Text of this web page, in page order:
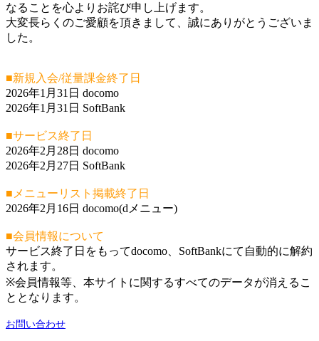
なることを心よりお詫び申し上げます。
大変長らくのご愛顧を頂きまして、誠にありがとうございま
した。
■新規入会/従量課金終了日
2026年1月31日 docomo
2026年1月31日 SoftBank
■サービス終了日
2026年2月28日 docomo
2026年2月27日 SoftBank
■メニューリスト掲載終了日
2026年2月16日 docomo(dメニュー)
■会員情報について
サービス終了日をもってdocomo、SoftBankにて自動的に解約
されます。
※会員情報等、本サイトに関するすべてのデータが消えるこ
ととなります。
お問い合わせ